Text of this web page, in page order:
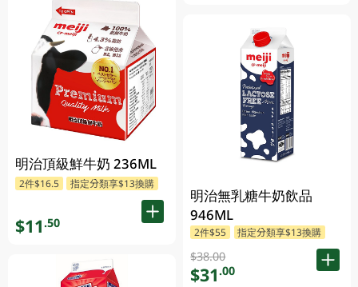
明治頂級鮮牛奶 236ML
2件$16.5 指定分類享$13換購
$11.50
明治無乳糖牛奶飲品
946ML
2件$55 指定分類享$13換購
$38.00
$31.00